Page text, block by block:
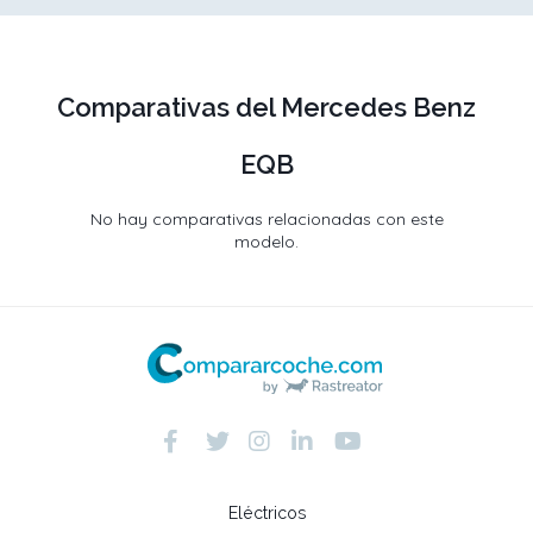
Comparativas del Mercedes Benz
EQB
No hay comparativas relacionadas con este
modelo.
Eléctricos